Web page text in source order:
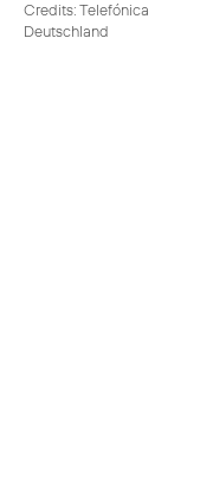
Credits: Telefónica
Deutschland